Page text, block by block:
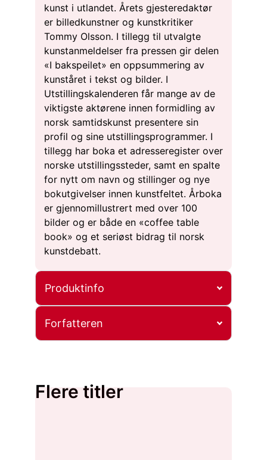
kunst i utlandet. Årets gjesteredaktør
er billedkunstner og kunstkritiker
Tommy Olsson. I tillegg til utvalgte
kunstanmeldelser fra pressen gir delen
«I bakspeilet» en oppsummering av
kunståret i tekst og bilder. I
Utstillingskalenderen får mange av de
viktigste aktørene innen formidling av
norsk samtidskunst presentere sin
profil og sine utstillingsprogrammer. I
tillegg har boka et adresseregister over
norske utstillingssteder, samt en spalte
for nytt om navn og stillinger og nye
bokutgivelser innen kunstfeltet. Årboka
er gjennomillustrert med over 100
bilder og er både en «coffee table
book» og et seriøst bidrag til norsk
kunstdebatt.
Produktinfo
Forfatteren
Flere titler